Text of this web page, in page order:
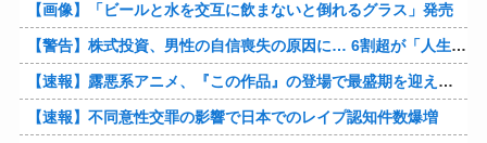
【画像】「ビールと水を交互に飲まないと倒れるグラス」発売
【警告】株式投資、男性の自信喪失の原因に… 6割超が「人生の敗者」自認
【速報】露悪系アニメ、『この作品』の登場で最盛期を迎えてしまう…
【速報】不同意性交罪の影響で日本でのレイプ認知件数爆増